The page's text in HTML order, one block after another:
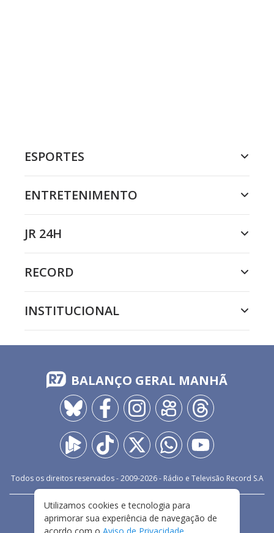
ESPORTES
ENTRETENIMENTO
JR 24H
RECORD
INSTITUCIONAL
BALANÇO GERAL MANHÃ
Todos os direitos reservados - 2009-2026- Rádio e Televisão Record S.A
FALE CONOSCO
PRIVACIDADE
TERMOS E CONDIÇÕES DE USO
Utilizamos cookies e tecnologia para
aprimorar sua experiência de navegação de